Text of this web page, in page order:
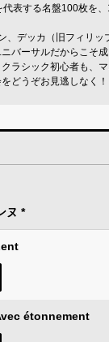
表する名盤100枚を
、デッカ（旧フィリ
バーサルだからこそ
ラシック初心者も、
どうぞお見逃しなく！
ヌ *
étonnement